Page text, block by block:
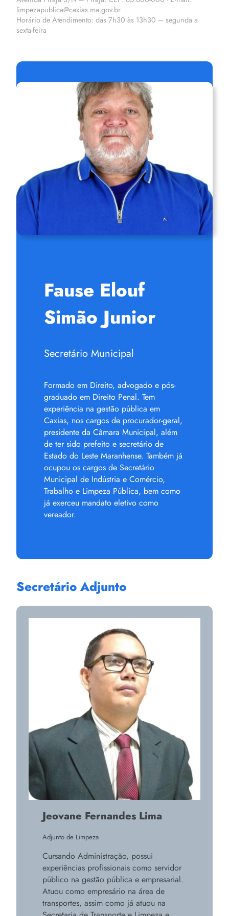
limpezapublica@caxias.ma.gov.br
Horário de Atendimento: das 7h30 às 13h30 – segunda a
sexta-feira
Fause Elouf
Simão Junior
Secretário Municipal
Formado em Direito, advogado e pós-
graduado em Direito Penal. Tem
experiência na gestão pública em
Caxias, nos cargos de procurador-geral,
presidente da Câmara Municipal, além
de ter sido prefeito e secretário de
Estado do Leste Maranhense. Também já
ocupou os cargos de Secretário
Municipal de Indústria e Comércio,
Trabalho e Limpeza Pública, bem como
já exerceu mandato eletivo como
vereador.
Secretário Adjunto
Jeovane Fernandes Lima
Adjunto de Limpeza
Cursando Administração, possui
experiências profissionais como servidor
público na gestão pública e empresarial.
Atuou como empresário na área de
transportes, assim como já atuou na